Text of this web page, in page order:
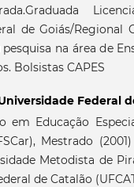
de Goiás/
pesquisa na área de
Bolsistas CAPES
Federal
em Educação
Mestrado
Metodista de
de Catalão